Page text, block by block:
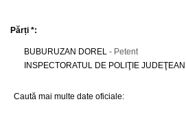
Părți *:
BUBURUZAN DOREL - Petent
INSPECTORATUL DE POLIŢIE JUDEŢEAN
Caută mai multe date oficiale: